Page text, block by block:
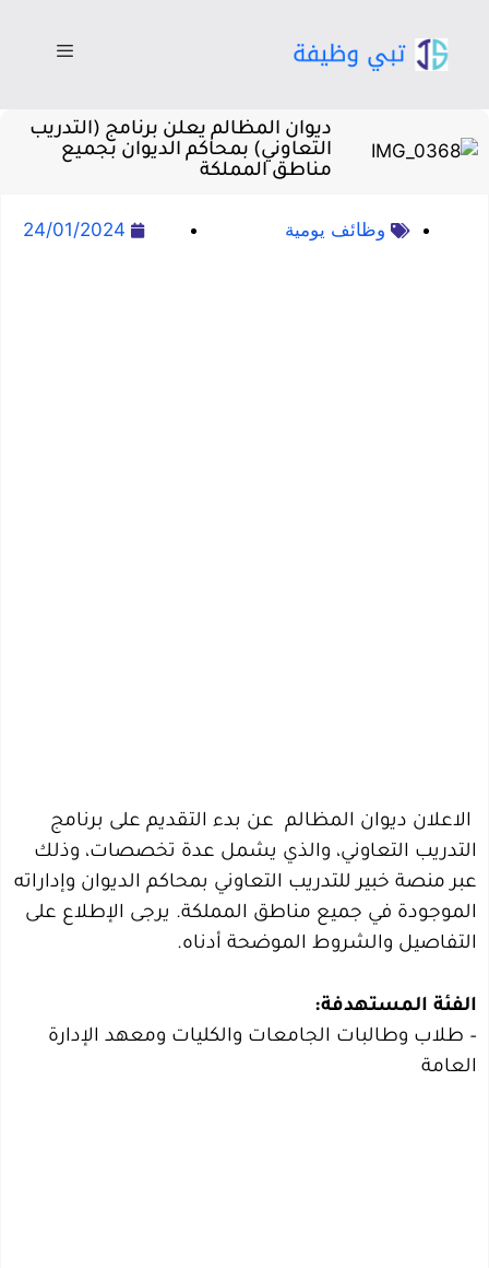
ديوان المظالم يعلن برنامج (التدريب
التعاوني) بمحاكم الديوان بجميع
مناطق المملكة
وظائف يومية 24/01/2024
الاعلان ديوان المظالم عن بدء التقديم على برنامج
التدريب التعاوني، والذي يشمل عدة تخصصات، وذلك
عبر منصة خبير للتدريب التعاوني بمحاكم الديوان وإداراته
الموجودة في جميع مناطق المملكة. يرجى الإطلاع على
التفاصيل والشروط الموضحة أدناه.
الفئة المستهدفة:
– طلاب وطالبات الجامعات والكليات ومعهد الإدارة
العامة